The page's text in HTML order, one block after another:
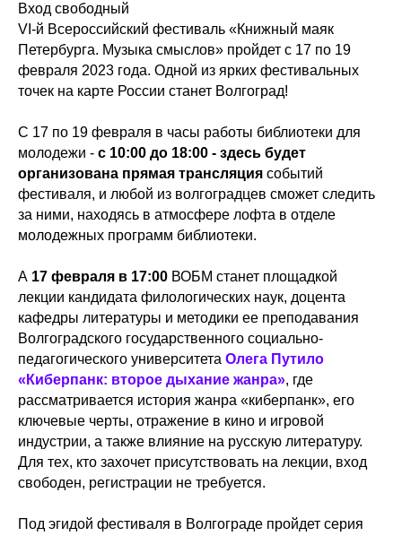
Вход свободный
VI-й Всероссийский фестиваль «Книжный маяк
Петербурга. Музыка смыслов» пройдет с 17 по 19
февраля 2023 года. Одной из ярких фестивальных
точек на карте России станет Волгоград!
С 17 по 19 февраля в часы работы библиотеки для
молодежи - с 10:00 до 18:00 - здесь будет
организована прямая трансляция событий
фестиваля, и любой из волгоградцев сможет следить
за ними, находясь в атмосфере лофта в отделе
молодежных программ библиотеки.
А 17 февраля в 17:00 ВОБМ станет площадкой
лекции кандидата филологических наук, доцента
кафедры литературы и методики ее преподавания
Волгоградского государственного социально-
педагогического университета Олега Путило
«Киберпанк: второе дыхание жанра», где
рассматривается история жанра «киберпанк», его
ключевые черты, отражение в кино и игровой
индустрии, а также влияние на русскую литературу.
Для тех, кто захочет присутствовать на лекции, вход
свободен, регистрации не требуется.
Под эгидой фестиваля в Волгограде пройдет серия